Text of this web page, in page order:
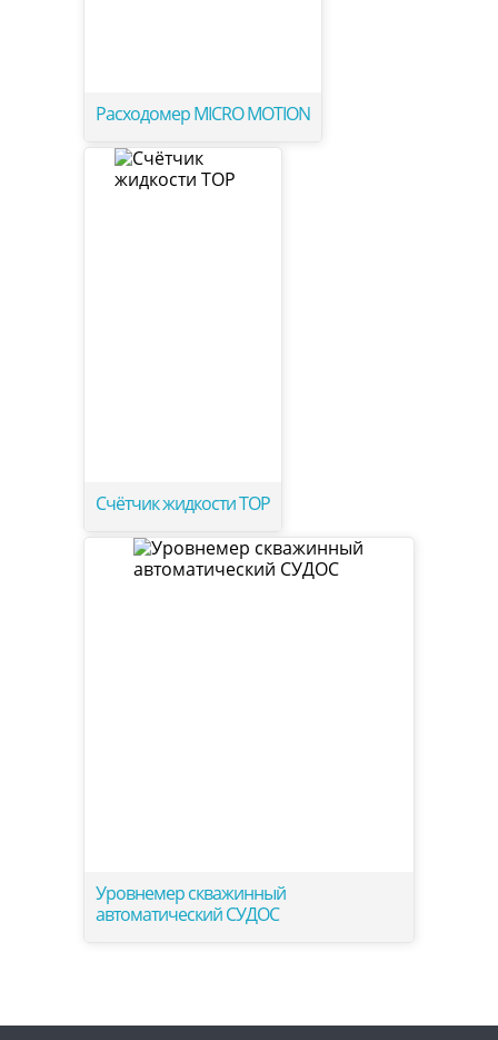
Расходомер MICRO MOTION
Счётчик жидкости ТОР
Уровнемер скважинный
автоматический СУДОС